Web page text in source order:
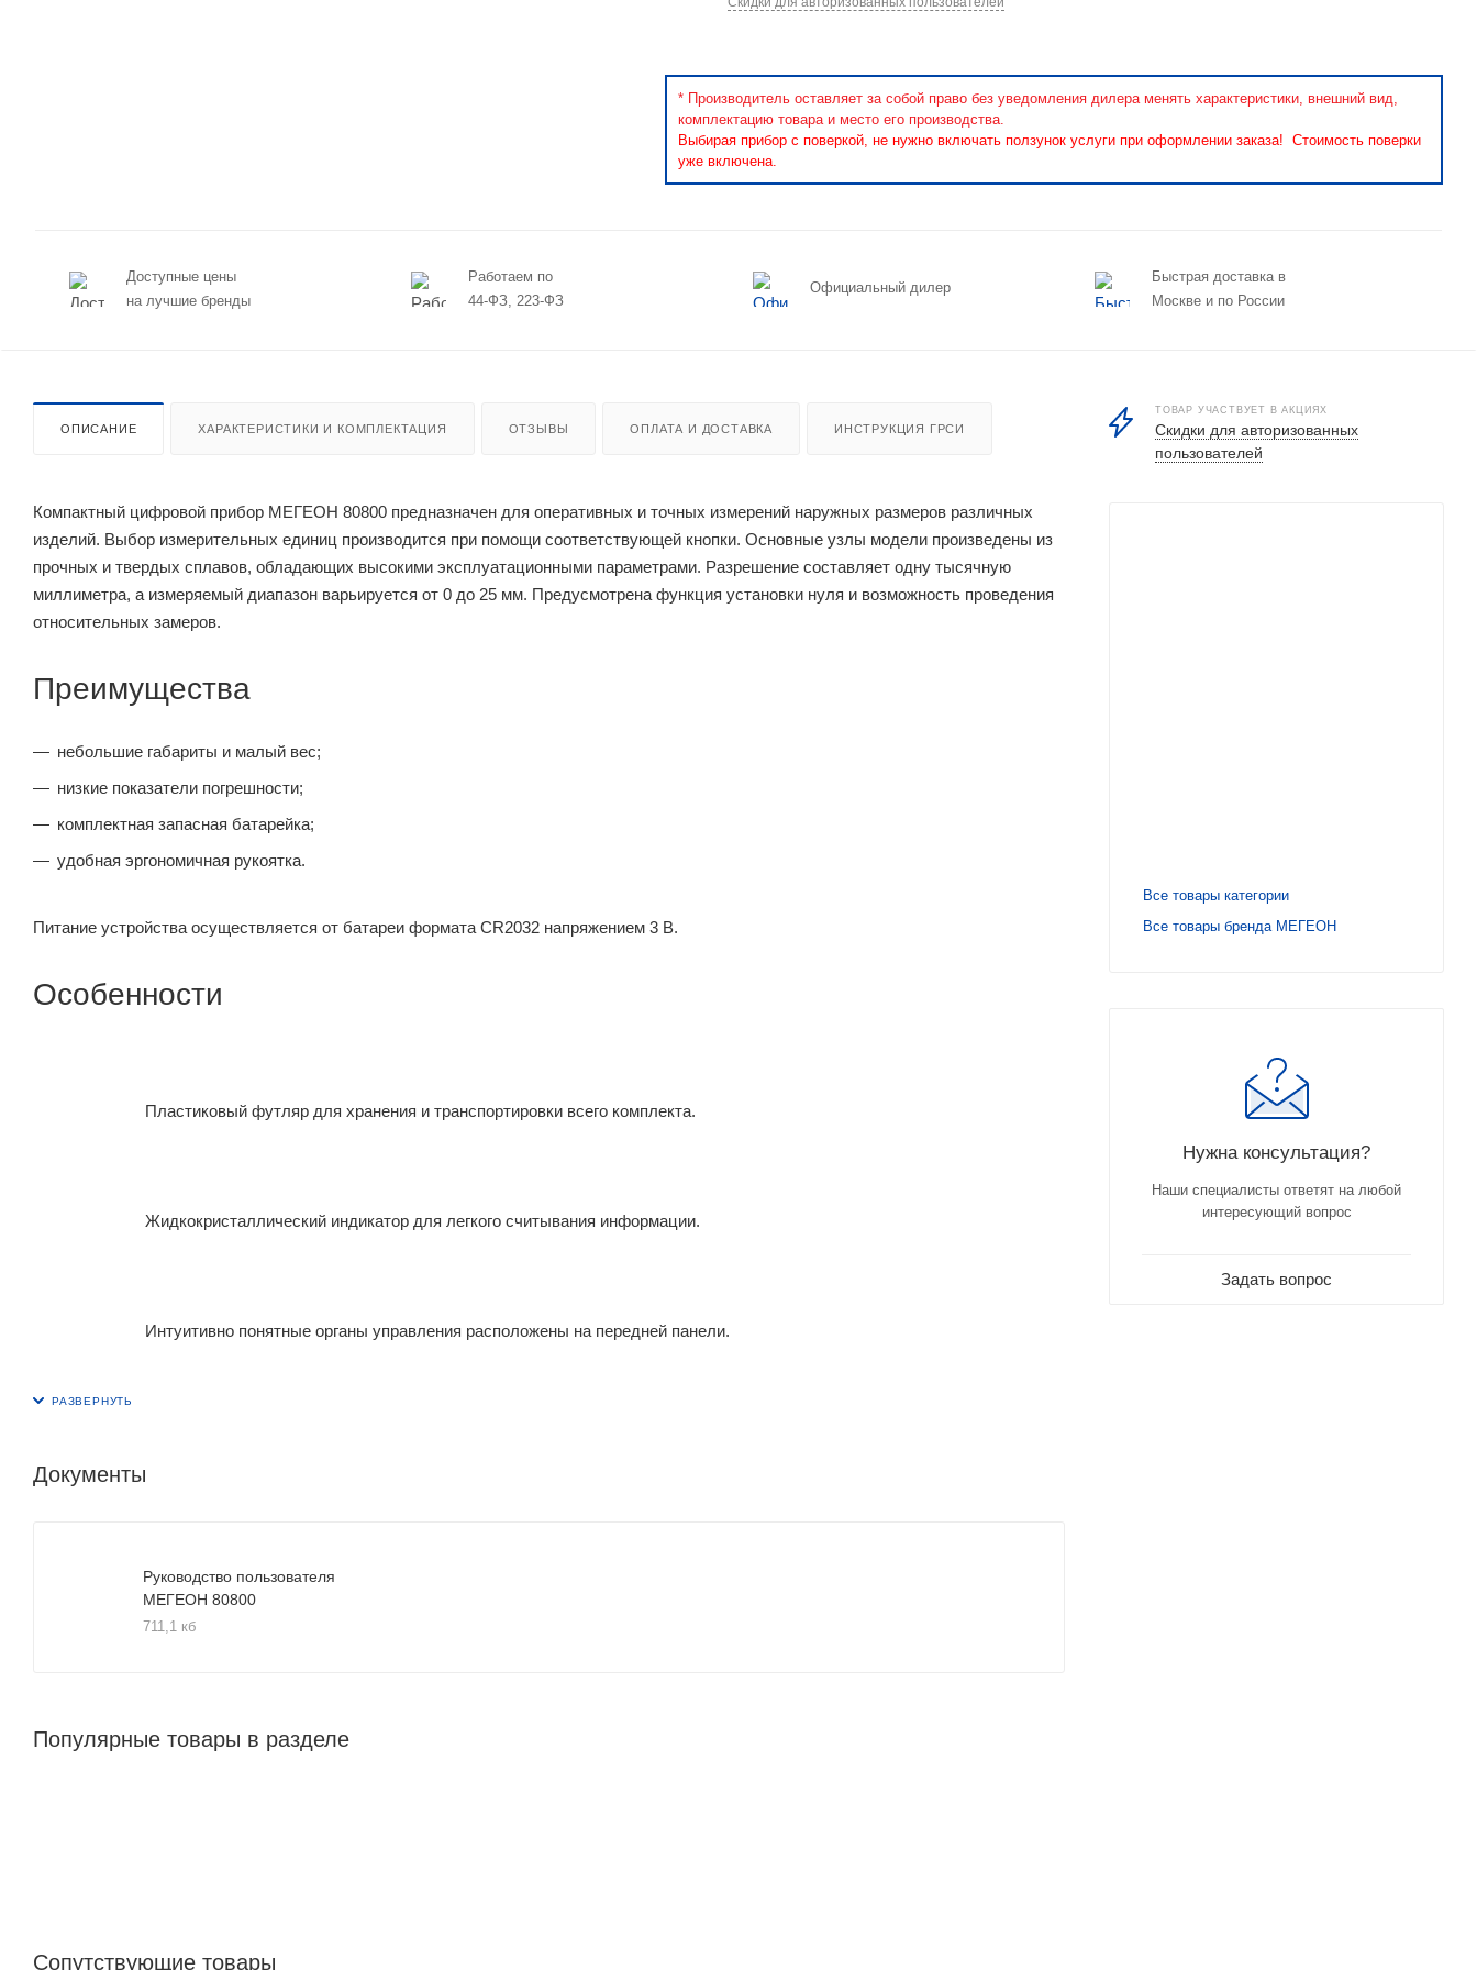
* Производитель оставляет за собой право без уведомления дилера менять характеристики, внешний вид,
комплектацию товара и место его производства.
Выбирая прибор с поверкой, не нужно включать ползунок услуги при оформлении заказа! Стоимость поверки
уже включена.
Доступные цены
на лучшие бренды
Работаем по
44-ФЗ, 223-ФЗ
Официальный дилер
Быстрая доставка в
Москве и по России
ОПИСАНИЕ ХАРАКТЕРИСТИКИ И КОМПЛЕКТАЦИЯ ОТЗЫВЫ ОПЛАТА И ДОСТАВКА ИНСТРУКЦИЯ ГРСИ
Компактный цифровой прибор МЕГЕОН 80800 предназначен для оперативных и точных измерений наружных размеров различных
изделий. Выбор измерительных единиц производится при помощи соответствующей кнопки. Основные узлы модели произведены из
прочных и твердых сплавов, обладающих высокими эксплуатационными параметрами. Разрешение составляет одну тысячную
миллиметра, а измеряемый диапазон варьируется от 0 до 25 мм. Предусмотрена функция установки нуля и возможность проведения
относительных замеров.
Преимущества
небольшие габариты и малый вес;
низкие показатели погрешности;
комплектная запасная батарейка;
удобная эргономичная рукоятка.
Питание устройства осуществляется от батареи формата CR2032 напряжением 3 В.
Особенности
Пластиковый футляр для хранения и транспортировки всего комплекта.
Жидкокристаллический индикатор для легкого считывания информации.
Интуитивно понятные органы управления расположены на передней панели.
Документы
Руководство пользователя
МЕГЕОН 80800
711,1 кб
Популярные товары в разделе
Сопутствующие товары
ТОВАР УЧАСТВУЕТ В АКЦИЯХ
Скидки для авторизованных
пользователей
Все товары категории
Все товары бренда МЕГЕОН
Нужна консультация?
Наши специалисты ответят на любой
интересующий вопрос
Задать вопрос